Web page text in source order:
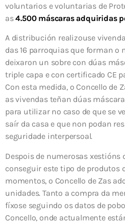
voluntarios e voluntarias de
as4.500 máscaras adquiridas
A distribución realizouse
das 16 parroquias que forman o
deixaron un sobre con dúas
triple capa e con certificado CE
Con esta medida, o Concello de
as vivendas teñan dúas
para utilizar no caso de que se
saír da casa e que non podan
seguridade interpersoal.
Despois de numerosas xestións
conseguir este tipo de produtos
momentos, o Concello de Zas
unidades. Tanto a compra da
fíxose seguindo os datos de
Concello, onde actualmente